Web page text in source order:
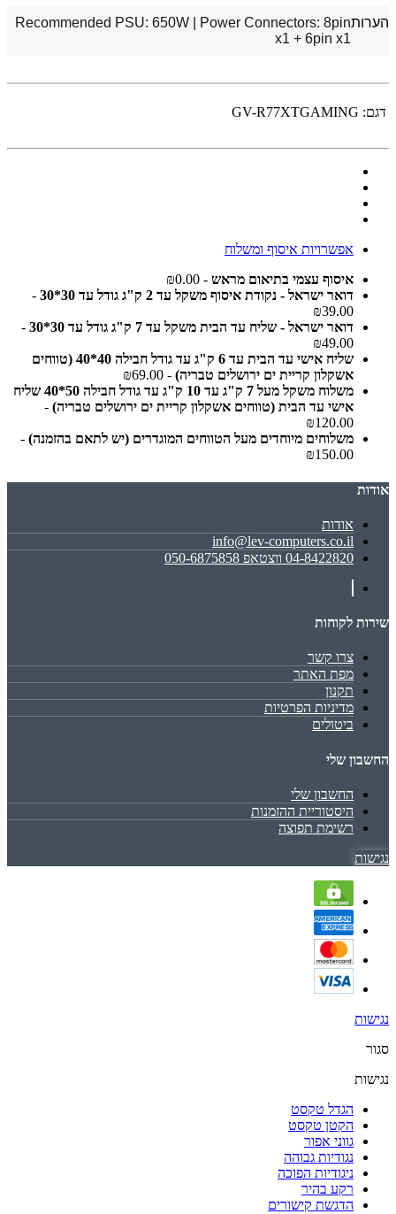
הערותRecommended PSU: 650W | Power Connectors: 8‎pin
x1 + 6pin x1
דגם: GV-R77XTGAMING
אפשרויות איסוף ומשלוח
איסוף עצמי בתיאום מראש - ₪0.00
דואר ישראל - נקודת איסוף משקל עד 2 ק"ג גודל עד 30*30
-
₪39.00
דואר ישראל - שליח עד הבית משקל עד 7 ק"ג גודל עד 30*30
-
₪49.00
שליח אישי עד הבית עד 6 ק"ג עד גודל חבילה 40*40 (טווחים
אשקלון קריית ים ירושלים טבריה) - ₪69.00
משלוח משקל מעל 7 ק"ג עד 10 ק"ג עד גודל חבילה 50*40 שליח
אישי עד הבית (טווחים אשקלון קריית ים ירושלים טבריה) -
₪120.00
משלוחים מיוחדים מעל הטווחים המוגדרים (יש לתאם בהזמנה) -
₪150.00
אודות
אודות
info@lev-computers.co.il
04-8422820 ווצטאפ 050-6875858
שירות לקוחות
צרו קשר
מפת האתר
תקנון
מדיניות הפרטיות
ביטולים
החשבון שלי
החשבון שלי
היסטוריית ההזמנות
רשימת תפוצה
נגישות
נגישות
סגור
נגישות
הגדל טקסט
הקטן טקסט
גווני אפור
נגודיות גבוהה
ניגודיות הפוכה
רקע בהיר
הדגשת קישורים